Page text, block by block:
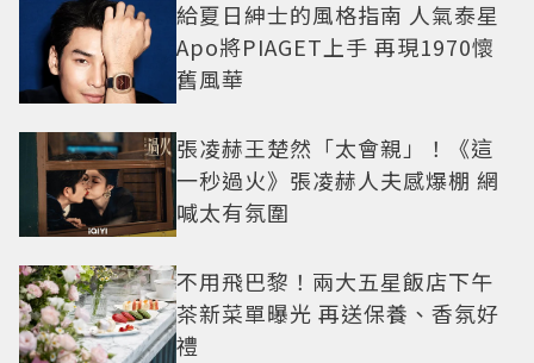
給夏日紳士的風格指南 人氣泰星
Apo將PIAGET上手 再現1970懷
舊風華
張凌赫王楚然「太會親」！《這
一秒過火》張凌赫人夫感爆棚 網
喊太有氛圍
不用飛巴黎！兩大五星飯店下午
茶新菜單曝光 再送保養、香氛好
禮